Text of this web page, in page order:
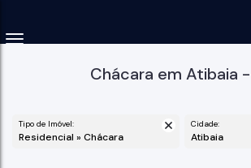
Chácara em Atibaia -
Tipo de Imóvel:
Residencial » Chácara
Cidade:
Atibaia